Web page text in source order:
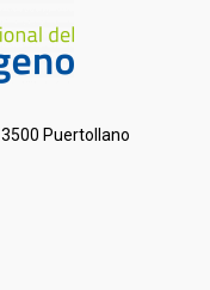
Puertollano